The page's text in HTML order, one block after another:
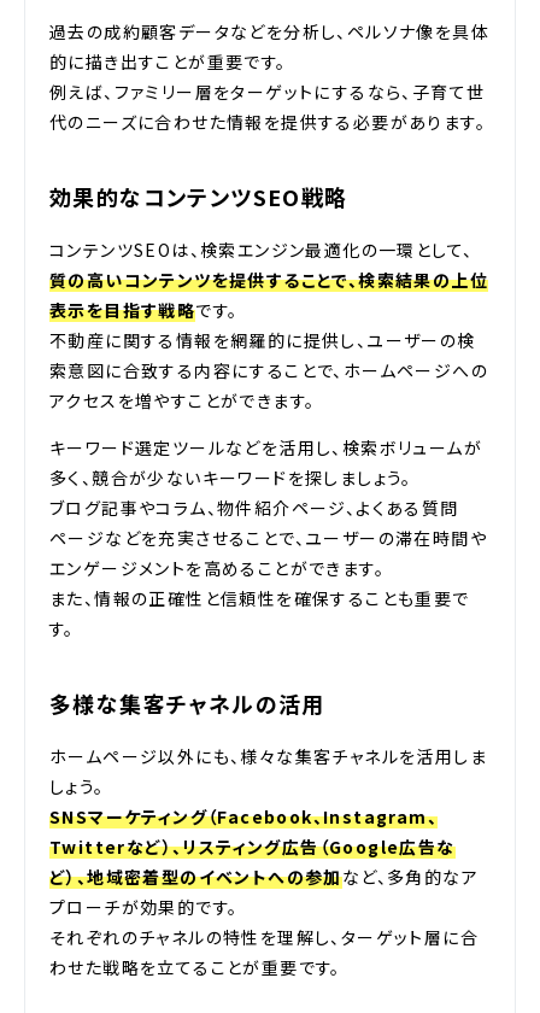
過去の成約顧客データなどを分析し、ペルソナ像を具体
的に描き出すことが重要です。
例えば、ファミリー層をターゲットにするなら、子育て世
代のニーズに合わせた情報を提供する必要があります。
効果的なコンテンツSEO戦略
コンテンツSEOは、検索エンジン最適化の一環として、
質の高いコンテンツを提供することで、検索結果の上位
表示を目指す戦略です。
不動産に関する情報を網羅的に提供し、ユーザーの検
索意図に合致する内容にすることで、ホームページへの
アクセスを増やすことができます。
キーワード選定ツールなどを活用し、検索ボリュームが
多く、競合が少ないキーワードを探しましょう。
ブログ記事やコラム、物件紹介ページ、よくある質問
ページなどを充実させることで、ユーザーの滞在時間や
エンゲージメントを高めることができます。
また、情報の正確性と信頼性を確保することも重要で
す。
多様な集客チャネルの活用
ホームページ以外にも、様々な集客チャネルを活用しま
しょう。
SNSマーケティング（Facebook、Instagram、
Twitterなど）、リスティング広告（Google広告な
ど）、地域密着型のイベントへの参加など、多角的なア
プローチが効果的です。
それぞれのチャネルの特性を理解し、ターゲット層に合
わせた戦略を立てることが重要です。